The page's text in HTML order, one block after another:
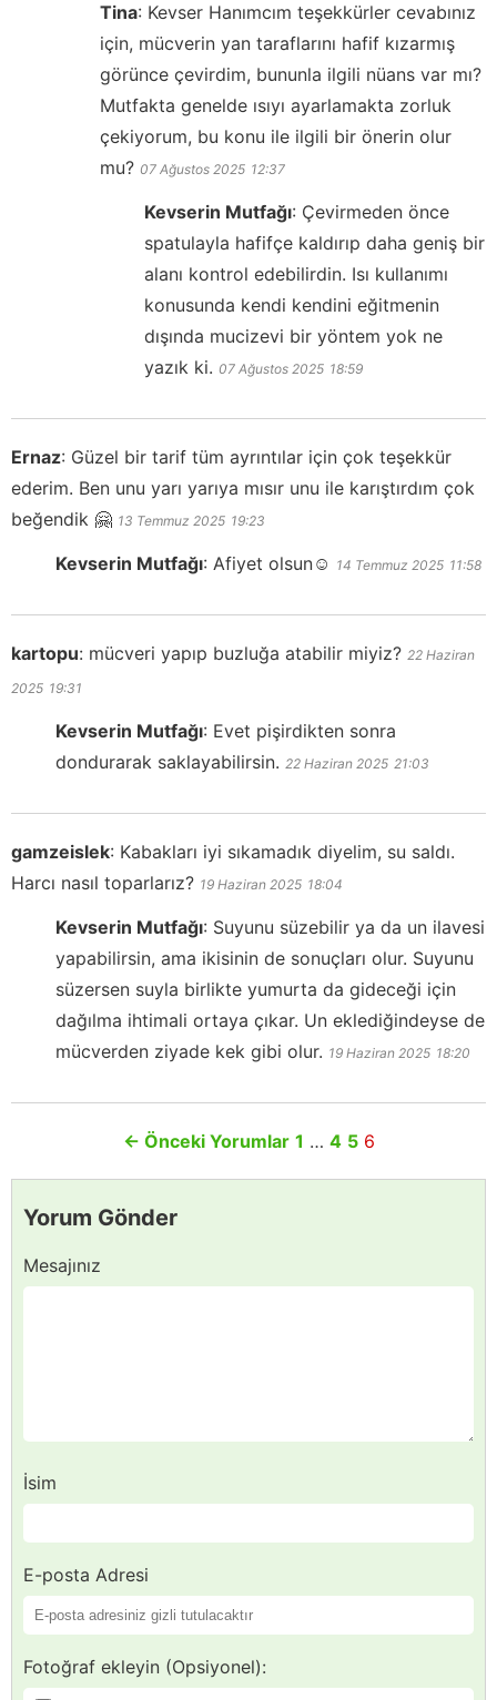
Tina: Kevser Hanımcım teşekkürler cevabınız
için, mücverin yan taraflarını hafif kızarmış
görünce çevirdim, bununla ilgili nüans var mı?
Mutfakta genelde ısıyı ayarlamakta zorluk
çekiyorum, bu konu ile ilgili bir önerin olur
mu? 07 Ağustos 2025 12:37
Kevserin Mutfağı: Çevirmeden önce
spatulayla hafifçe kaldırıp daha geniş bir
alanı kontrol edebilirdin. Isı kullanımı
konusunda kendi kendini eğitmenin
dışında mucizevi bir yöntem yok ne
yazık ki. 07 Ağustos 2025 18:59
Ernaz: Güzel bir tarif tüm ayrıntılar için çok teşekkür
ederim. Ben unu yarı yarıya mısır unu ile karıştırdım çok
beğendik 🤗 13 Temmuz 2025 19:23
Kevserin Mutfağı: Afiyet olsun☺️ 14 Temmuz 2025 11:58
kartopu: mücveri yapıp buzluğa atabilir miyiz? 22 Haziran
2025 19:31
Kevserin Mutfağı: Evet pişirdikten sonra
dondurarak saklayabilirsin. 22 Haziran 2025 21:03
gamzeislek: Kabakları iyi sıkamadık diyelim, su saldı.
Harcı nasıl toparlarız? 19 Haziran 2025 18:04
Kevserin Mutfağı: Suyunu süzebilir ya da un ilavesi
yapabilirsin, ama ikisinin de sonuçları olur. Suyunu
süzersen suyla birlikte yumurta da gideceği için
dağılma ihtimali ortaya çıkar. Un eklediğindeyse de
mücverden ziyade kek gibi olur. 19 Haziran 2025 18:20
← Önceki Yorumlar 1 … 4 5 6
Yorum Gönder
Mesajınız
İsim
E-posta Adresi
Fotoğraf ekleyin (Opsiyonel):